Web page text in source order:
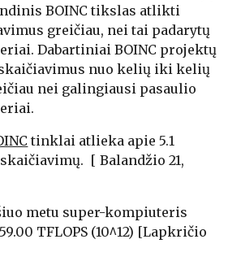
BOINC tikslas atlikti
greičiau, nei tai padarytų
Dabartiniai BOINC projektų
nuo kelių iki kelių
nei galingiausi pasaulio
tinklai atlieka apie 5.1
skaičiavimų.  [ Balandžio 21,
TFLOPS (10^12) [Lapkričio